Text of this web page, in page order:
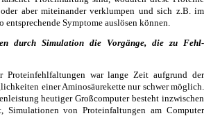
aber miteinander verklumpen und sich z.B. im
entsprechende Symptome auslösen können.
durch Simulation die Vorgänge, die zu Fehl-
Proteinfehlfaltungen war lange Zeit aufgrund der
einer Aminosäurekette nur schwer möglich.
heutiger Großcomputer besteht inzwischen
von Proteinfaltungen am Computer